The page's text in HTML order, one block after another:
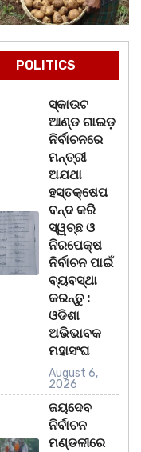
POLITICS
ସ୍କାଉଟ
ଆଣ୍ଡ ଗାଇଡ଼
ନିର୍ବାଚନରେ
ମନ୍ତ୍ରୀ
ଅଯଥା
ହସ୍ତକ୍ଷେପ
ବନ୍ଦ କରି
ସ୍ୱଚ୍ଛ ଓ
ନିରପେକ୍ଷ
ନିର୍ବାଚନ ପାଇଁ
ବ୍ୟବସ୍ଥା
କରନ୍ତୁ :
ଓଡିଶା
ଅଭିଭାବକ
ମହାସଂଘ
August 6,
2026
ଜୟଦେବ
ନିର୍ବାଚନ
ମଣ୍ଡଳୀରେ